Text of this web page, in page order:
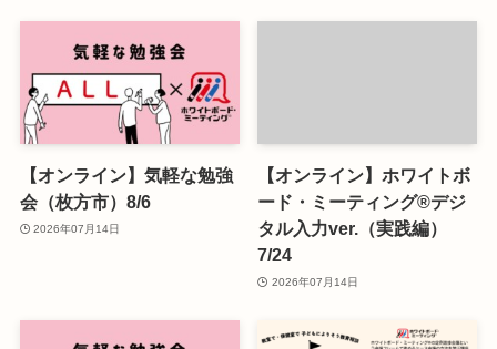
【オンライン】気軽な勉強
会（枚方市）8/6
2026年07月14日
【オンライン】ホワイトボ
ード・ミーティング®デジ
タル入力ver.（実践編）
7/24
2026年07月14日